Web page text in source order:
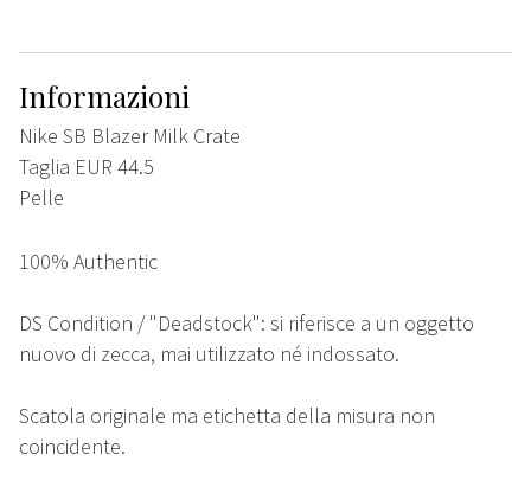
Informazioni
Nike SB Blazer Milk Crate
Taglia EUR 44.5
Pelle
100% Authentic
DS Condition / "Deadstock": si riferisce a un oggetto
nuovo di zecca, mai utilizzato né indossato.
Scatola originale ma etichetta della misura non
coincidente.